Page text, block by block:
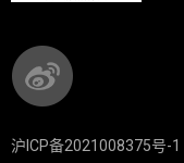
沪ICP备2021008375号-1